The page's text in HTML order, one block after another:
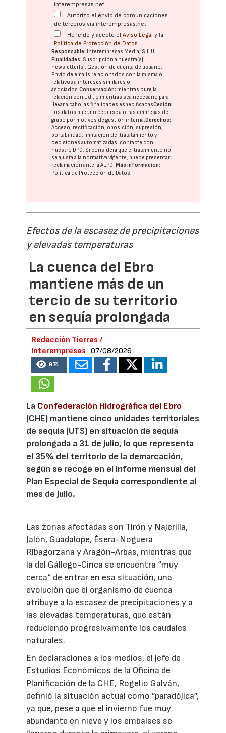
interempresas.net
Autorizo el envío de comunicaciones
de terceros vía interempresas.net
He leído y acepto elAviso Legal y la
Política de Protección de Datos
Responsable: Interempresas Media, S.L.U.
Finalidades: Suscripción a nuestra(s)
newsletter(s). Gestión de cuenta de usuario.
Envío de emails relacionados con la misma o
relativos a intereses similares o
asociados.Conservación: mientras dure la
relación con Ud., o mientras sea necesario para
llevar a cabo las finalidades especificadasCesión:
Los datos pueden cederse a otras empresas del
grupo por motivos de gestión interna.Derechos:
Acceso, rectificación, oposición, supresión,
portabilidad, limitación del tratatamiento y
decisiones automatizadas: contacte con
nuestro DPD. Si considera que el tratamiento no
se ajusta a la normativa vigente, puede presentar
reclamación ante laAEPD.Más información:
Política de Protección de Datos
Efectos de la escasez de precipitaciones
y elevadas temperaturas
La cuenca del Ebro
mantiene más de un
tercio de su territorio
en sequía prolongada
Redacción Tierras /
Interempresas
07/08/2026
974
La Confederación Hidrográfica del Ebro
(CHE) mantiene cinco unidades territoriales
de sequía (UTS) en situación de sequía
prolongada a 31 de julio, lo que representa
el 35% del territorio de la demarcación,
según se recoge en el informe mensual del
Plan Especial de Sequía correspondiente al
mes de julio.
Las zonas afectadas son Tirón y Najerilla,
Jalón, Guadalope, Ésera-Noguera
Ribagorzana y Aragón-Arbas, mientras que
la del Gállego-Cinca se encuentra “muy
cerca“ de entrar en esa situación, una
evolución que el organismo de cuenca
atribuye a la escasez de precipitaciones y a
las elevadas temperaturas, que están
reduciendo progresivamente los caudales
naturales.
En declaraciones a los medios, el jefe de
Estudios Económicos de la Oficina de
Planificación de la CHE, Rogelio Galván,
definió la situación actual como ”paradójica”,
ya que, pese a que el invierno fue muy
abundante en nieve y los embalses se